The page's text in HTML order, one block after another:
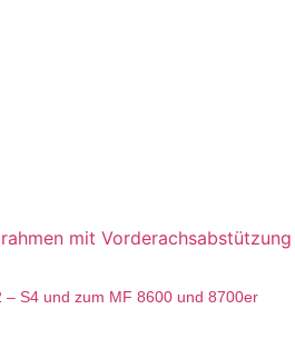
mit Vorderachsabstützung
– S4 und zum MF 8600 und 8700er